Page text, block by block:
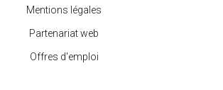
Mentions légales
Partenariat web
Offres d'emploi